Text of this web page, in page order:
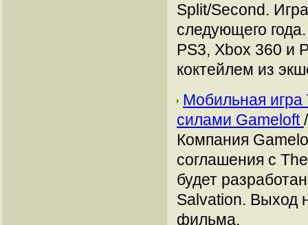
Split/Second.
следующего
PS3, Xbox 360 и
коктейлем из
Мобильная игра
силами Gameloft
Компания
соглашения с
будет
Salvation. Выход
фильма.